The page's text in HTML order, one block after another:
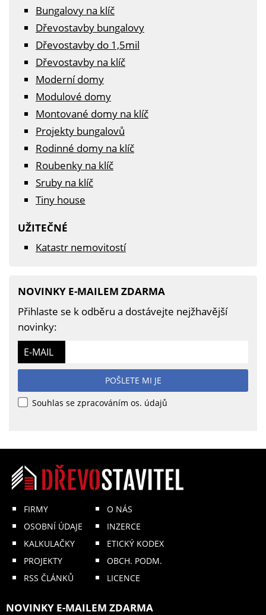
Bungalovy na klíč
Dřevostavby bungalovy
Dřevostavby do 1,5mil
Dřevostavby na klíč
Moderní domy
Modulové domy
Montované domy na klíč
Projekty bungalovů
Rodinné domy na klíč
Roubenky na klíč
Sruby na klíč
Tiny house
UŽITEČNÉ
Katastr nemovitostí
NOVINKY E-MAILEM ZDARMA
Přihlaste se k odběru a dostávejte nejžhavější
novinky:
E-MAIL
POŠLETE MI JE
Souhlas se zpracováním os. údajů
FIRMY
OSOBNÍ ÚDAJE
KALKULAČKY
PROJEKTY
RSS ČLÁNKŮ
O NÁS
INZERCE
ETICKÝ KODEX
OBCH. PODM.
LICENCE
NOVINKY E-MAILEM ZDARMA